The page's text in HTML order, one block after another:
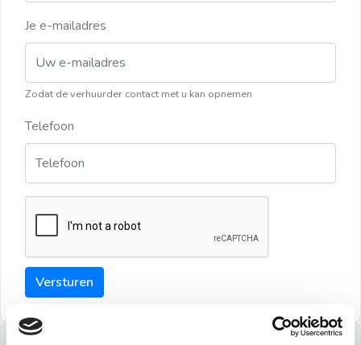
Je e-mailadres
Zodat de verhuurder contact met u kan opnemen
Telefoon
Versturen